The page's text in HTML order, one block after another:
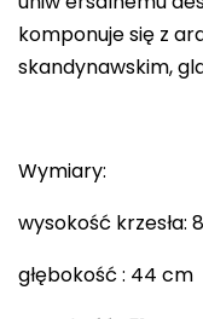
komponuje się z
skandynawskim,
Wymiary:
wysokość krzesła:
głębokość : 44 cm